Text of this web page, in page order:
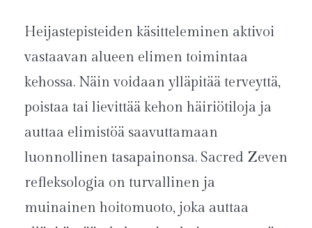
Heijastepisteiden käsitteleminen aktivoi
vastaavan alueen elimen toimintaa
kehossa. Näin voidaan ylläpitää terveyttä,
poistaa tai lievittää kehon häiriötiloja ja
auttaa elimistöä saavuttamaan
luonnollinen tasapainonsa. Sacred Zeven
refleksologia on turvallinen ja
muinainen hoitomuoto, joka auttaa